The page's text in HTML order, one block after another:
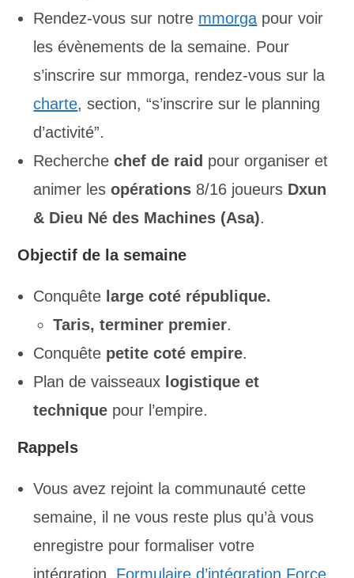
Rendez-vous sur notre mmorga pour voir
les évènements de la semaine. Pour
s’inscrire sur mmorga, rendez-vous sur la
charte, section, “s’inscrire sur le planning
d’activité”.
Recherchechef de raid pour organiser et
animer lesopérations 8/16 joueurs Dxun
& Dieu Né des Machines (Asa).
Objectif de la semaine
Conquête large coté république.
Taris, terminer premier.
Conquête petite coté empire.
Plan de vaisseaux logistique et
technique pour l’empire.
Rappels
Vous avez rejoint la communauté cette
semaine, il ne vous reste plus qu’à vous
enregistre pour formaliser votre
intégration. Formulaire d’intégration Force